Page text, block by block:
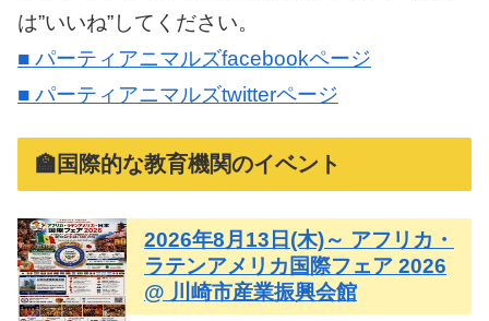
は”いいね”してください。
■ パーティアニマルズfacebookページ
■ パーティアニマルズtwitterページ
🏫国際的な教育機関のイベント
2026年8月13日(木)～ アフリカ・
ラテンアメリカ国際フェア 2026
@ 川崎市産業振興会館